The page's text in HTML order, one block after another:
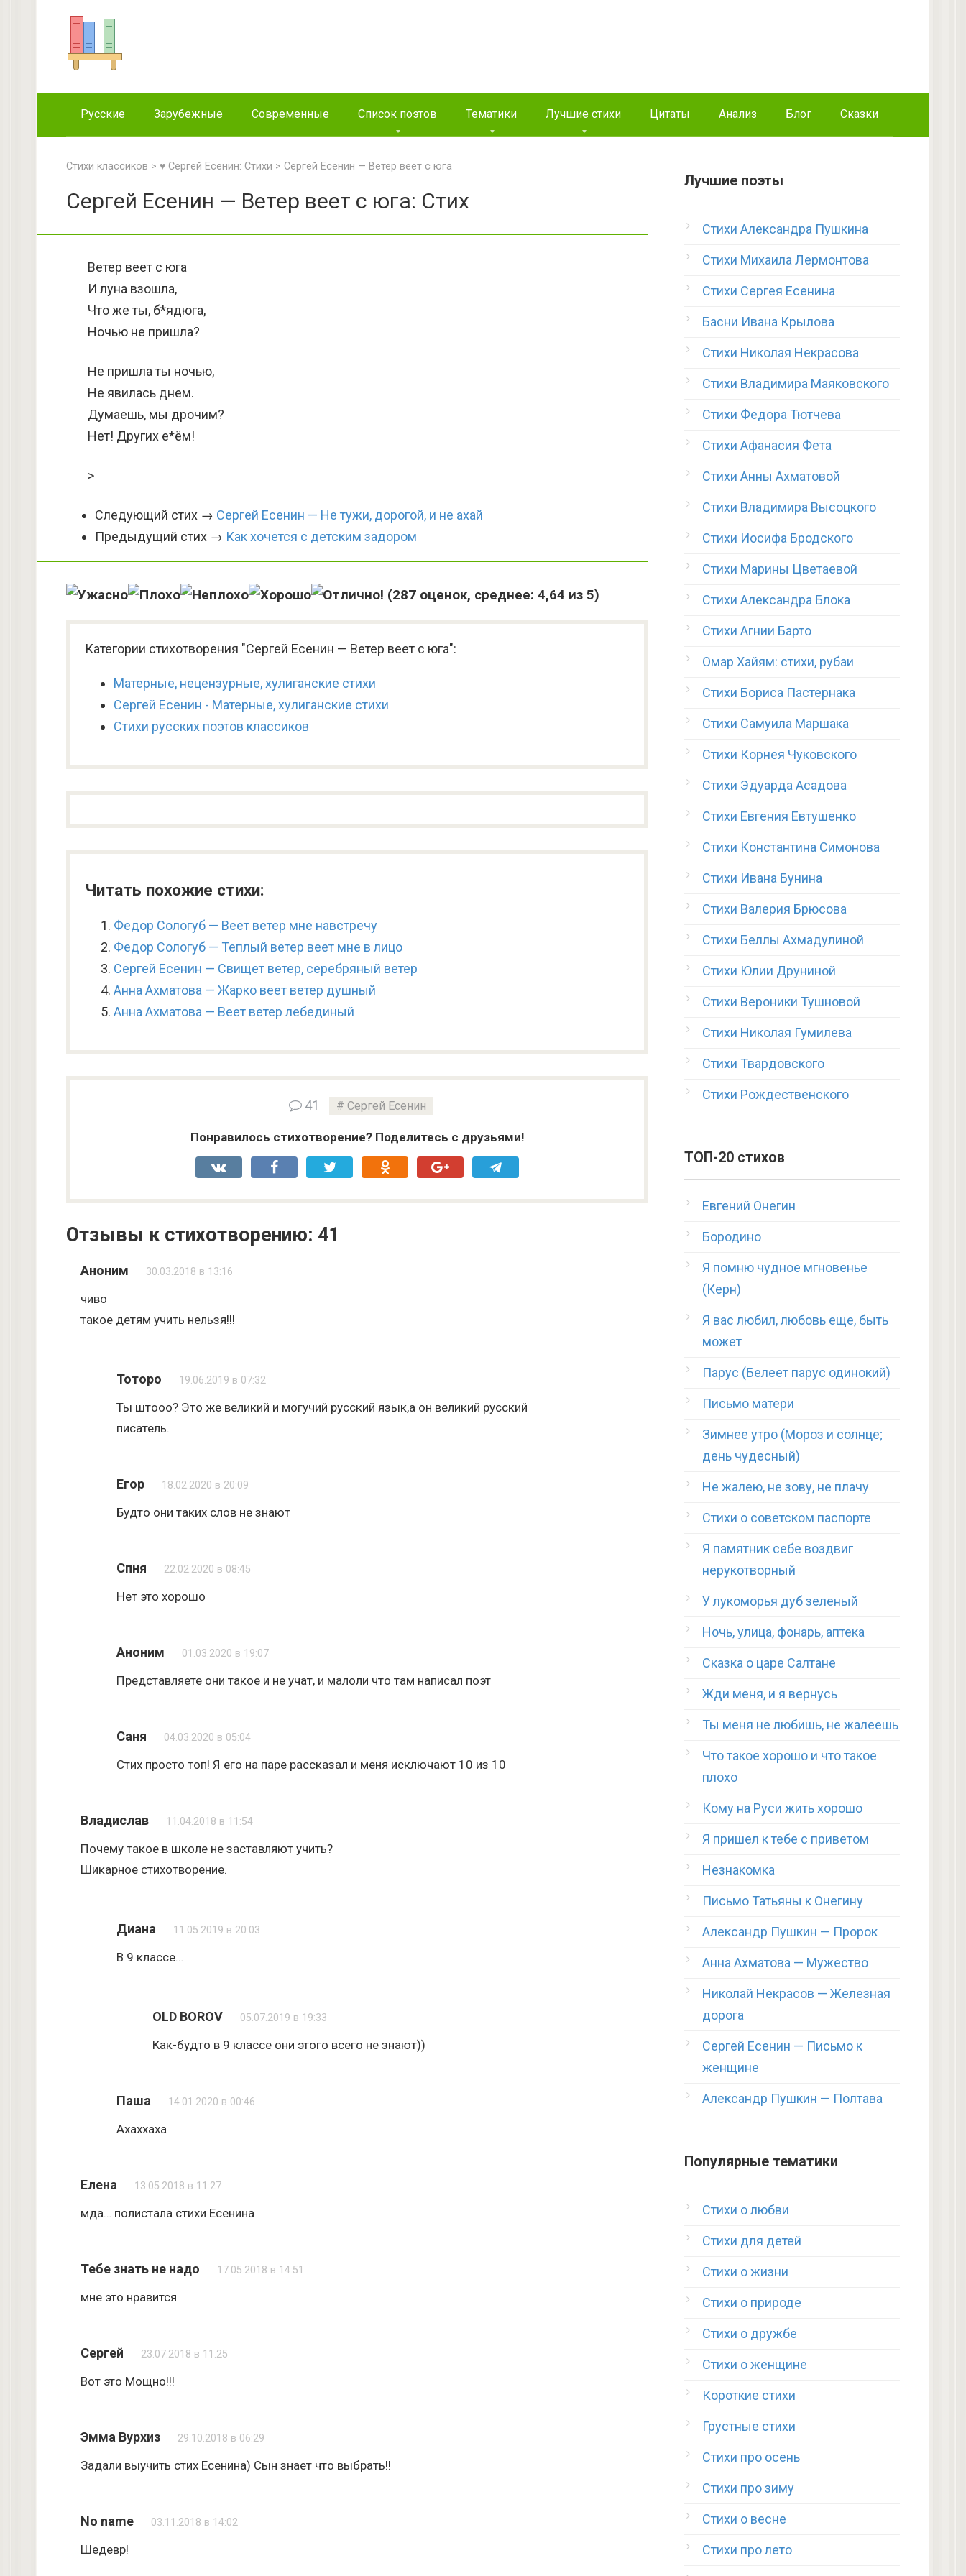
Русские Зарубежные Современные Список поэтов Тематики Лучшие стихи Цитаты Анализ Блог Сказки
Стихи классиков > ♥ Сергей Есенин: Стихи > Сергей Есенин — Ветер веет с юга
Сергей Есенин — Ветер веет с юга: Стих
Ветер веет с юга
И луна взошла,
Что же ты, б*ядюга,
Ночью не пришла?
Не пришла ты ночью,
Не явилась днем.
Думаешь, мы дрочим?
Нет! Других е*ём!
>
Следующий стих → Сергей Есенин — Не тужи, дорогой, и не ахай
Предыдущий стих → Как хочется с детским задором
(287 оценок, среднее: 4,64 из 5)
Категории стихотворения "Сергей Есенин — Ветер веет с юга":
Матерные, нецензурные, хулиганские стихи
Сергей Есенин - Матерные, хулиганские стихи
Стихи русских поэтов классиков
Читать похожие стихи:
Федор Сологуб — Веет ветер мне навстречу
Федор Сологуб — Теплый ветер веет мне в лицо
Сергей Есенин — Свищет ветер, серебряный ветер
Анна Ахматова — Жарко веет ветер душный
Анна Ахматова — Веет ветер лебединый
41 Сергей Есенин
Понравилось стихотворение? Поделитесь с друзьями!
Отзывы к стихотворению: 41
Аноним 30.03.2018 в 13:16
чиво
такое детям учить нельзя!!!
Тоторо 19.06.2019 в 07:32
Ты штооо? Это же великий и могучий русский язык,а он великий русский
писатель.
Егор 18.02.2020 в 20:09
Будто они таких слов не знают
Спня 22.02.2020 в 08:45
Нет это хорошо
Аноним 01.03.2020 в 19:07
Представляете они такое и не учат, и малоли что там написал поэт
Саня 04.03.2020 в 05:04
Стих просто топ! Я его на паре рассказал и меня исключают 10 из 10
Владислав 11.04.2018 в 11:54
Почему такое в школе не заставляют учить?
Шикарное стихотворение.
Диана 11.05.2019 в 20:03
В 9 классе…
OLD BOROV 05.07.2019 в 19:33
Как-будто в 9 классе они этого всего не знают))
Паша 14.01.2020 в 00:46
Ахаххаха
Елена 13.05.2018 в 11:27
мда… полистала стихи Есенина
Тебе знать не надо 17.05.2018 в 14:51
мне это нравится
Сергей 23.07.2018 в 11:25
Вот это Мощно!!!
Эмма Вурхиз 29.10.2018 в 06:29
Задали выучить стих Есенина) Сын знает что выбрать!!
No name 03.11.2018 в 14:02
Шедевр!
Лучшие поэты
Стихи Александра Пушкина
Стихи Михаила Лермонтова
Стихи Сергея Есенина
Басни Ивана Крылова
Стихи Николая Некрасова
Стихи Владимира Маяковского
Стихи Федора Тютчева
Стихи Афанасия Фета
Стихи Анны Ахматовой
Стихи Владимира Высоцкого
Стихи Иосифа Бродского
Стихи Марины Цветаевой
Стихи Александра Блока
Стихи Агнии Барто
Омар Хайям: стихи, рубаи
Стихи Бориса Пастернака
Стихи Самуила Маршака
Стихи Корнея Чуковского
Стихи Эдуарда Асадова
Стихи Евгения Евтушенко
Стихи Константина Симонова
Стихи Ивана Бунина
Стихи Валерия Брюсова
Стихи Беллы Ахмадулиной
Стихи Юлии Друниной
Стихи Вероники Тушновой
Стихи Николая Гумилева
Стихи Твардовского
Стихи Рождественского
ТОП-20 стихов
Евгений Онегин
Бородино
Я помню чудное мгновенье
(Керн)
Я вас любил, любовь еще, быть
может
Парус (Белеет парус одинокий)
Письмо матери
Зимнее утро (Мороз и солнце;
день чудесный)
Не жалею, не зову, не плачу
Стихи о советском паспорте
Я памятник себе воздвиг
нерукотворный
У лукоморья дуб зеленый
Ночь, улица, фонарь, аптека
Сказка о царе Салтане
Жди меня, и я вернусь
Ты меня не любишь, не жалеешь
Что такое хорошо и что такое
плохо
Кому на Руси жить хорошо
Я пришел к тебе с приветом
Незнакомка
Письмо Татьяны к Онегину
Александр Пушкин — Пророк
Анна Ахматова — Мужество
Николай Некрасов — Железная
дорога
Сергей Есенин — Письмо к
женщине
Александр Пушкин — Полтава
Популярные тематики
Стихи о любви
Стихи для детей
Стихи о жизни
Стихи о природе
Стихи о дружбе
Стихи о женщине
Короткие стихи
Грустные стихи
Стихи про осень
Стихи про зиму
Стихи о весне
Стихи про лето